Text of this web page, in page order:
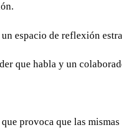
espacio de reflexión
que habla y un
provoca que las